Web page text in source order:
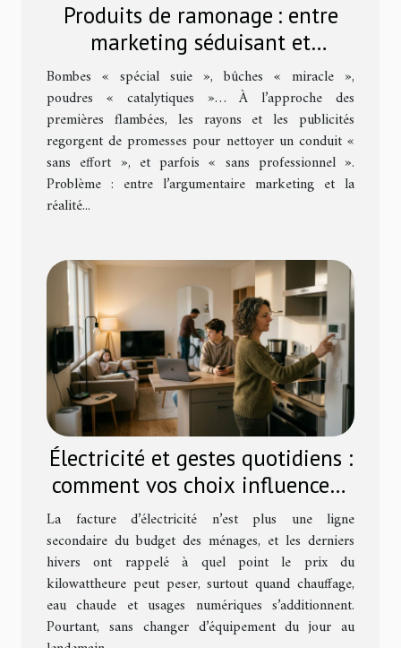
Produits de ramonage : entre
marketing séduisant et
efficacité réelle
Bombes « spécial suie », bûches « miracle »,
poudres « catalytiques »… À l’approche des
premières flambées, les rayons et les publicités
regorgent de promesses pour nettoyer un conduit «
sans effort », et parfois « sans professionnel ».
Problème : entre l’argumentaire marketing et la
réalité...
Électricité et gestes quotidiens :
comment vos choix influencent
la facture d’énergie
La facture d’électricité n’est plus une ligne
secondaire du budget des ménages, et les derniers
hivers ont rappelé à quel point le prix du
kilowattheure peut peser, surtout quand chauffage,
eau chaude et usages numériques s’additionnent.
Pourtant, sans changer d’équipement du jour au